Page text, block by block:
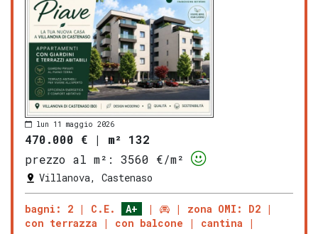
lun 11 maggio 2026
470.000 € | m² 132
prezzo al m²:
3560 €/m²
Villanova, Castenaso
bagni: 2 C.E. A+
zona OMI: D2
con terrazza
con balcone cantina